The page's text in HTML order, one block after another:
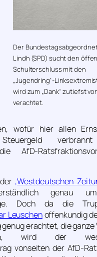
Der
Lindh (SPD) sucht den
Schulterschluss mit den
„Jugendring“-
wird zum „Dank“ zutiefst
verachtet.
wofür hier allen
AfD-
‚Westdeutschen
genau
Doch da die
Leuschenoffenkundig
erachtet, die ganze
wird der
vonseiten der AfD-